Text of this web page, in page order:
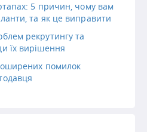
5 причин, чому вам
та як це виправити
рекрутингу та
їх вирішення
помилок